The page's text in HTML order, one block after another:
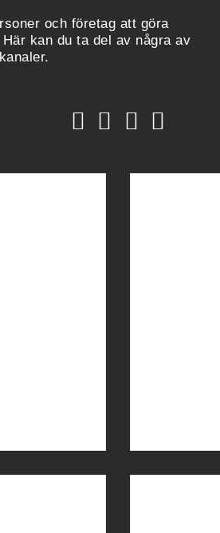
och företag att göra
kan du ta del av några av